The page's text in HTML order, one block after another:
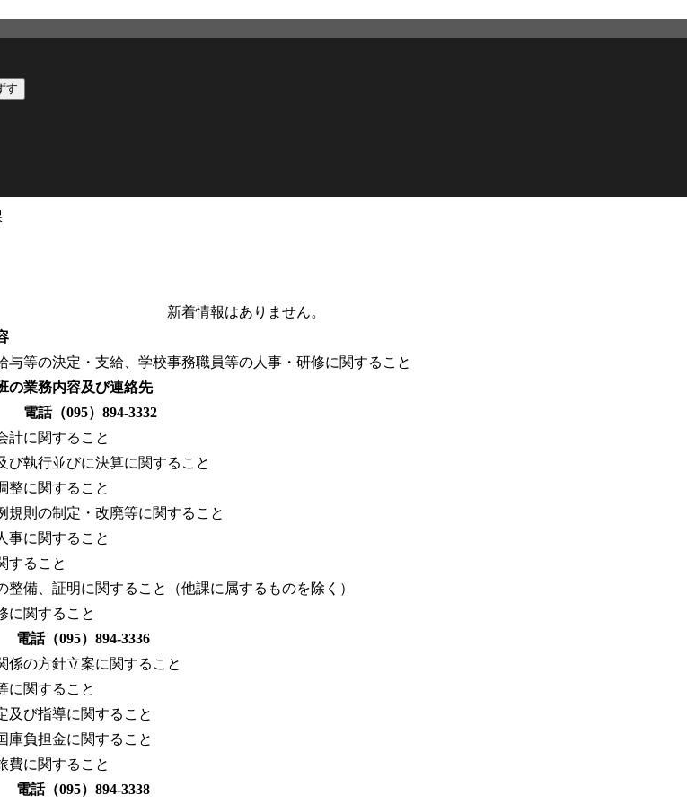
す
新着情報はありません。
与等の決定・支給、学校事務職員等の人事・研修に関すること
の業務内容及び連絡先
電話（095）894-3332
計に関すること
び執行並びに決算に関すること
整に関すること
規則の制定・改廃等に関すること
事に関すること
すること
整備、証明に関すること（他課に属するものを除く）
に関すること
話（095）894-3336
係の方針立案に関すること
に関すること
及び指導に関すること
庫負担金に関すること
費に関すること
話（095）894-3338